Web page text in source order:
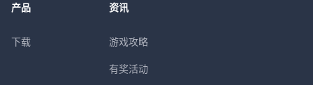
产品
下载
资讯
游戏攻略
有奖活动